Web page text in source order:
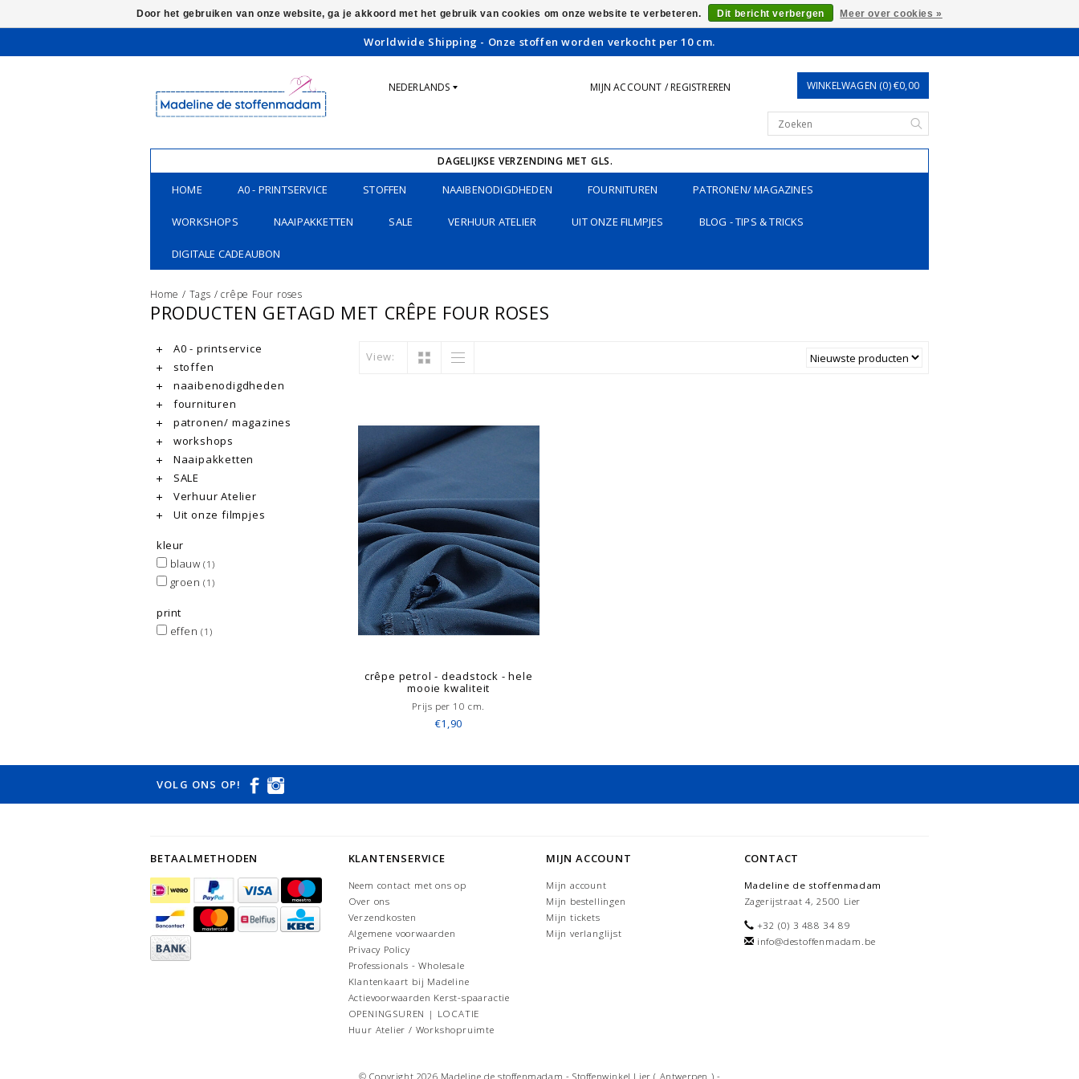
Worldwide Shipping - Onze stoffen worden verkocht per 10 cm.
NEDERLANDS MIJN ACCOUNT / REGISTREREN WINKELWAGEN (0) €0,00
DAGELIJKSE VERZENDING MET GLS.
HOME A0 - PRINTSERVICE STOFFEN NAAIBENODIGDHEDEN FOURNITUREN PATRONEN/ MAGAZINES
WORKSHOPS NAAIPAKKETTEN SALE VERHUUR ATELIER UIT ONZE FILMPJES BLOG - TIPS & TRICKS
DIGITALE CADEAUBON
Home / Tags /crêpe Four roses
PRODUCTEN GETAGD MET CRÊPE FOUR ROSES
A0 - printservice
stoffen
naaibenodigdheden
fournituren
patronen/ magazines
workshops
Naaipakketten
SALE
Verhuur Atelier
Uit onze filmpjes
kleur
blauw(1)
groen(1)
print
effen(1)
View:
crêpe petrol - deadstock - hele
mooie kwaliteit
Prijs per 10 cm.
€1,90
VOLG ONS OP!
BETAALMETHODEN KLANTENSERVICE
Neem contact met ons op
Over ons
Verzendkosten
Algemene voorwaarden
Privacy Policy
Professionals - Wholesale
Klantenkaart bij Madeline
Actievoorwaarden Kerst-spaaractie
OPENINGSUREN | LOCATIE
Huur Atelier / Workshopruimte
MIJN ACCOUNT
Mijn account
Mijn bestellingen
Mijn tickets
Mijn verlanglijst
CONTACT
Madeline de stoffenmadam
Zagerijstraat 4, 2500 Lier
+32 (0) 3 488 34 89
info@destoffenmadam.be
© Copyright 2026 Madeline de stoffenmadam - Stoffenwinkel Lier ( Antwerpen ) -
Door het gebruiken van onze website, ga je akkoord met het gebruik van cookies om onze website te verbeteren. Dit bericht verbergen Meer over cookies »